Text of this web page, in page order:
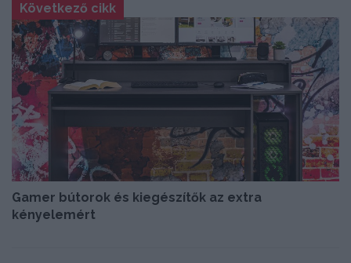
Következő cikk
Gamer bútorok és kiegészítők az extra
kényelemért